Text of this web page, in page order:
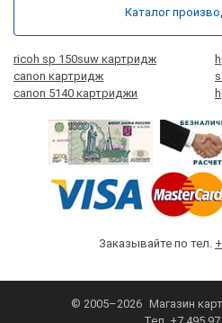
ricoh sp 150suw картридж
canon картридж
canon 5140 картриджи
Заказывайте по тел.
© 2005–2026 Магазин